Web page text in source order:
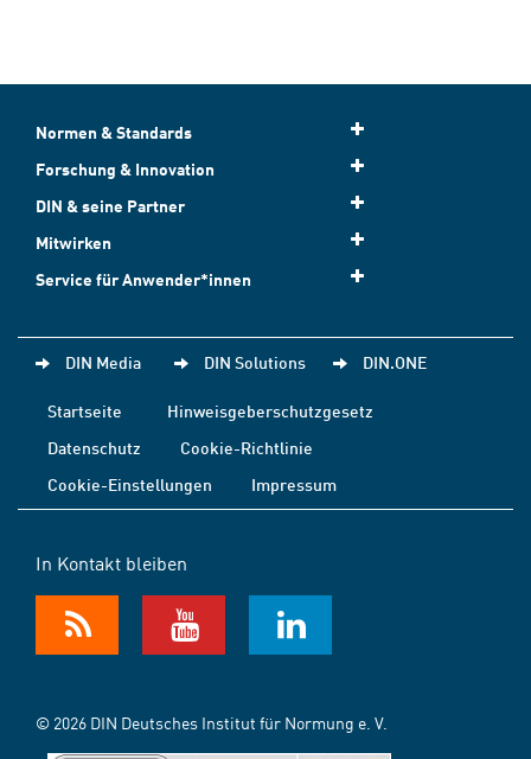
Normen & Standards
Forschung & Innovation
DIN & seine Partner
Mitwirken
Service für Anwender*innen
DIN Media DIN Solutions DIN.ONE
Startseite
Hinweisgeberschutzgesetz
Datenschutz
Cookie-Richtlinie
Cookie-Einstellungen
Impressum
In Kontakt bleiben
© 2026 DIN Deutsches Institut für Normung e. V.